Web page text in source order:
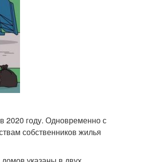
2020 году. Одновременно с
собственников жилья